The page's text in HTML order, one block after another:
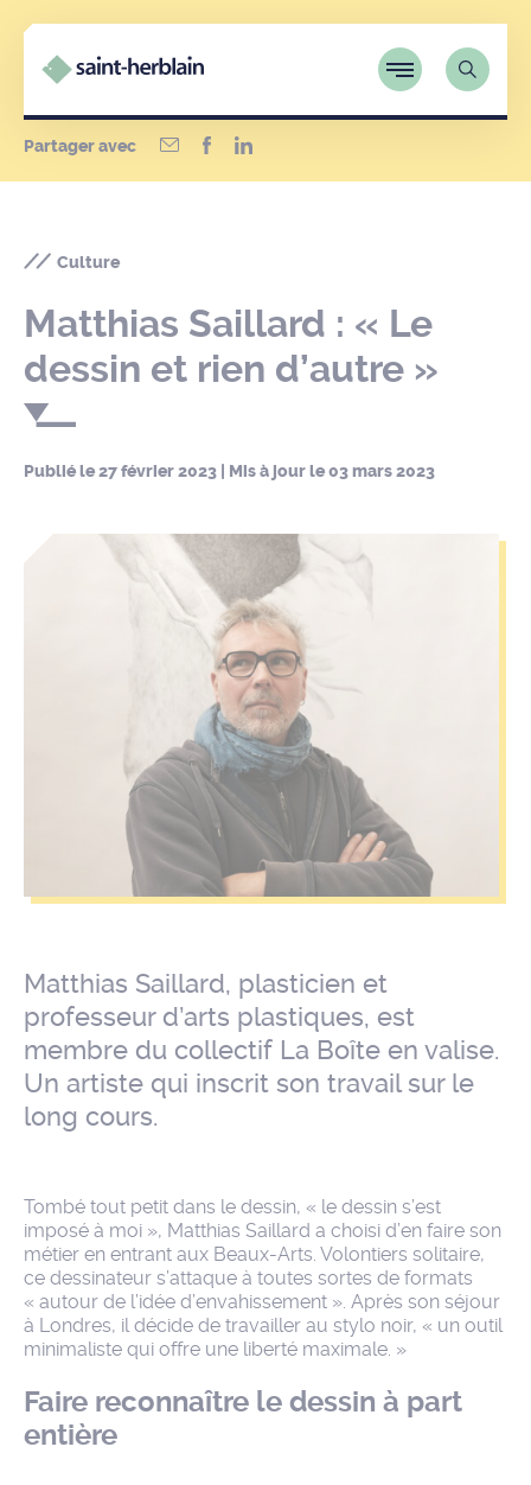
Partager avec
Culture
Matthias Saillard : « Le
dessin et rien d’autre »
Publié le27 février 2023 | Mis à jour le03 mars 2023
Matthias Saillard, plasticien et
professeur d’arts plastiques, est
membre du collectif La Boîte en valise.
Un artiste qui inscrit son travail sur le
long cours.
Tombé tout petit dans le dessin, « le dessin s’est
imposé à moi », Matthias Saillard a choisi d’en faire son
métier en entrant aux Beaux-Arts. Volontiers solitaire,
ce dessinateur s’attaque à toutes sortes de formats
« autour de l’idée d’envahissement ». Après son séjour
à Londres, il décide de travailler au stylo noir, « un outil
minimaliste qui offre une liberté maximale. »
Faire reconnaître le dessin à part
entière